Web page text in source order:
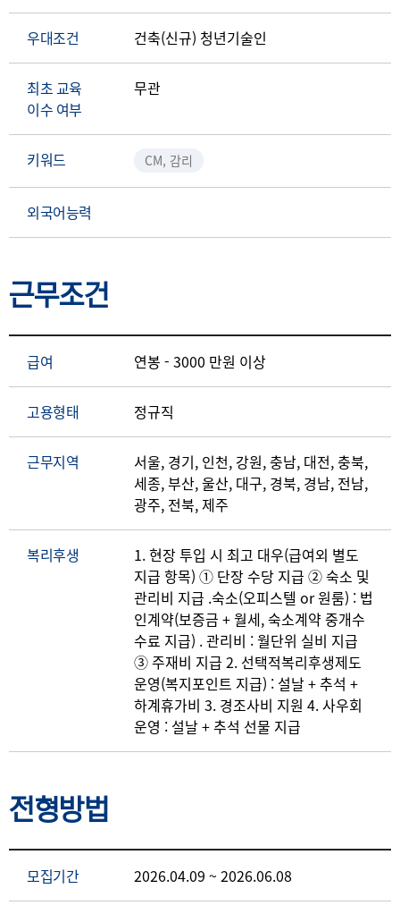
우대조건 건축(신규) 청년기술인
최초 교육
이수 여부
무관
키워드 CM, 감리
외국어능력
근무조건
급여 연봉 - 3000 만원 이상
고용형태 정규직
근무지역
서울, 경기, 인천, 강원, 충남, 대전, 충북,
세종, 부산, 울산, 대구, 경북, 경남, 전남,
광주, 전북, 제주
복리후생
1. 현장 투입 시 최고 대우(급여외 별도
지급 항목) ① 단장 수당 지급 ② 숙소 및
관리비 지급 .숙소(오피스텔 or 원룸) : 법
인계약(보증금 + 월세, 숙소계약 중개수
수료 지급) . 관리비 : 월단위 실비 지급
③ 주재비 지급 2. 선택적복리후생제도
운영(복지포인트 지급) : 설날 + 추석 +
하계휴가비 3. 경조사비 지원 4. 사우회
운영 : 설날 + 추석 선물 지급
전형방법
모집기간 2026.04.09 ~ 2026.06.08